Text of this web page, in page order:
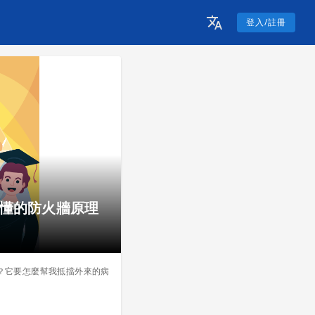
登入/註冊
的防火牆原理
它要怎麼幫我抵擋外來的病